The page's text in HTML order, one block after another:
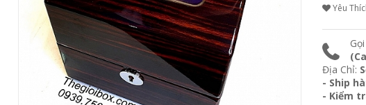
Yêu
Địa Chỉ:
- Ship
- Kiểm